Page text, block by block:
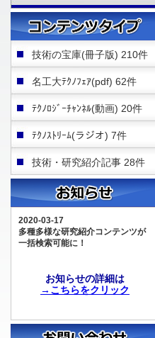
技術の宝庫(冊子版) 210件
名工大ﾃｸﾉﾌｪｱ(pdf) 62件
ﾃｸﾉﾛｼﾞｰﾁｬﾝﾈﾙ(動画) 20件
ﾃｸﾉｽﾄﾘｰﾑ(ラジオ) 7件
技術・研究紹介記事 28件
2020-03-17
多種多様な研究紹介コンテンツが
一括検索可能に！
お知らせの詳細は
→こちらをクリック